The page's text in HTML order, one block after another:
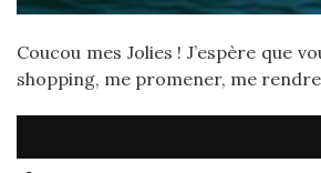
Coucou mes Jolies ! J’espère que
shopping, me promener, me